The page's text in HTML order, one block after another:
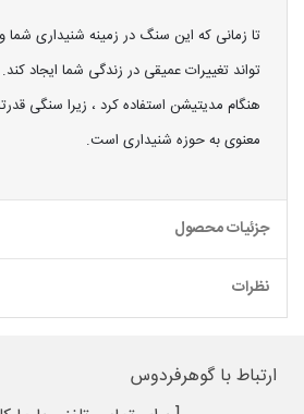
تا زمانی که این سنگ در زمینه شنیداری شما
تواند تغییرات عمیقی در زندگی شما ایجاد
هنگام مدیتیشن استفاده کرد ، زیرا سنگی
معنوی به حوزه شنیداری است.
جزئیات محصول
نظرات
ارتباط با گوهرفردوس